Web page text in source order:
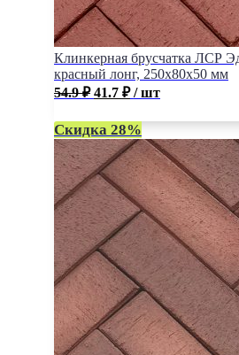
Клинкерная брусчатка ЛСР
красный лонг, 250x80x50 мм
54.9₽ 41.7 ₽ / шт
Скидка 28%